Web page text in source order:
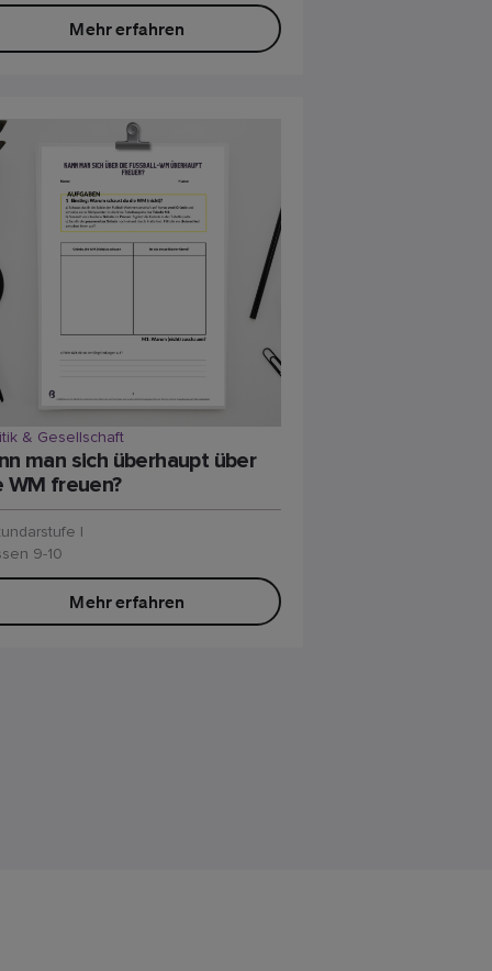
Mehr erfahren
& Gesellschaft
man sich überhaupt über
WM freuen?
I
9-10
Mehr erfahren